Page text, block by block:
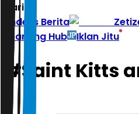
Hari ini
Indeks Berita
Learning Hub
Iklan Jitu
#Saint Kitts